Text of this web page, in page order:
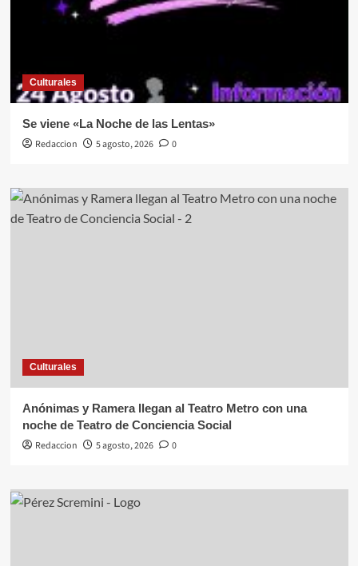
Culturales
Se viene «La Noche de las Lentas»
Redaccion
5 agosto, 2026 0
Culturales
Anónimas y Ramera llegan al Teatro Metro con una
noche de Teatro de Conciencia Social
Redaccion
5 agosto, 2026 0